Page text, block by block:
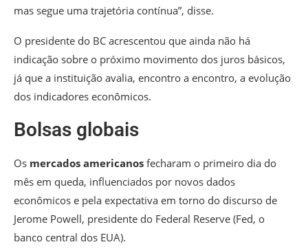
mas segue uma trajetória contínua”, disse.
O presidente do BC acrescentou que ainda não há
indicação sobre o próximo movimento dos juros básicos,
já que a instituição avalia, encontro a encontro, a evolução
dos indicadores econômicos.
Bolsas globais
Os mercados americanos fecharam o primeiro dia do
mês em queda, influenciados por novos dados
econômicos e pela expectativa em torno do discurso de
Jerome Powell, presidente do Federal Reserve (Fed, o
banco central dos EUA).